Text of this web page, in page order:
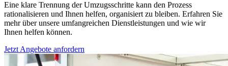
Eine klare Trennung der Umzugsschritte kann den Prozess
rationalisieren und Ihnen helfen, organisiert zu bleiben. Erfahren Sie
mehr über unsere umfangreichen Dienstleistungen und wie wir
Ihnen helfen können.
Jetzt Angebote anfordern